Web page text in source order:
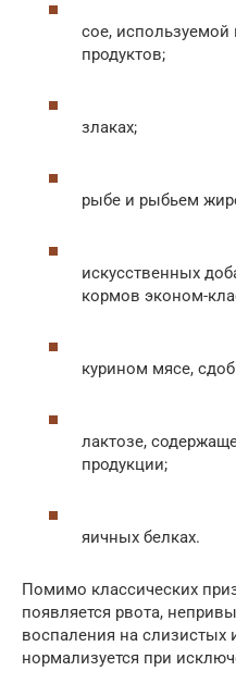
сое,
продуктов;
злаках;
рыбе и рыбьем
искусственных
кормов эконом-
курином мясе,
лактозе,
продукции;
яичных белках.
Помимо классических
появляется рвота,
воспаления на слизистых
нормализуется при